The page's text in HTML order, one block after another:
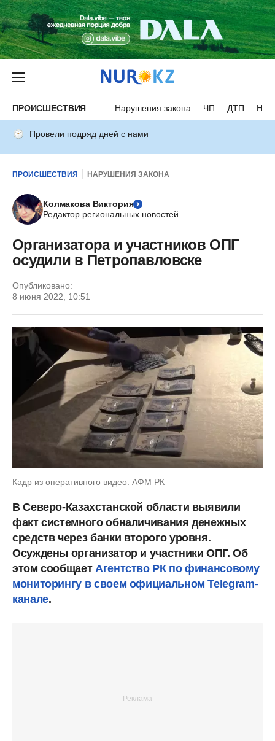
ПРОИСШЕСТВИЯ Нарушения закона ЧП ДТП
Провели подряд дней с нами
ПРОИСШЕСТВИЯ НАРУШЕНИЯ ЗАКОНА
Колмакова Виктория
Редактор региональных новостей
Организатора и участников ОПГ
осудили в Петропавловске
Опубликовано:
8 июня 2022, 10:51
Кадр из оперативного видео: АФМ РК
В Северо-Казахстанской области выявили
факт системного обналичивания денежных
средств через банки второго уровня.
Осуждены организатор и участники ОПГ. Об
этом сообщает Агентство РК по финансовому
мониторингу в своем официальном Telegram-
канале.